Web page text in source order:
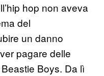
hop non aveva
del
un danno
pagare delle
Boys. Da lì